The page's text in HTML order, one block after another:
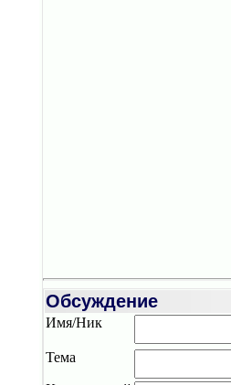
Обсуждение
Имя/Ник
Тема